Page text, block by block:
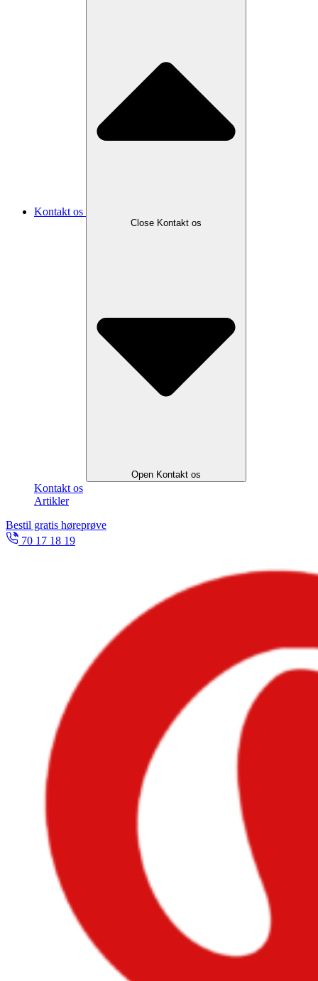
Kontakt os
Close Kontakt os
Open Kontakt os
Kontakt os
Artikler
Bestil gratis høreprøve
70 17 18 19